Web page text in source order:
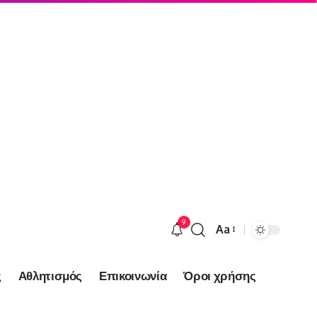
9
Font
Aa
Αθλητισμός Επικοινωνία Όροι χρήσης